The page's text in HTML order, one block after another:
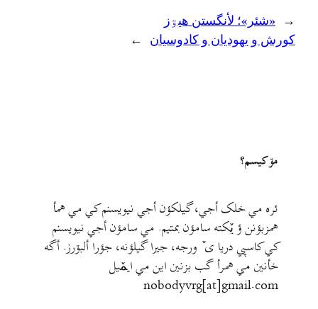
←
«شئر»؛ لأنگستن هيۊز
کورش و یهودیان و کادوسیان
→
مۊ کيسم؟
ئره مي خلک أجي، گيلکؤن أجي نيويسنم کي مي همأ
همزبؤنن ؤ يٚکته سامؤن بمتيم. مي سامؤن أجي نيويسنم
کي کاسپي دريا ی ٚ ورجه، جيرا گيلؤنه، جؤرا ألبۊرز. أگه
خأنين مي همرأ گب بزنين اين مي ايمٚیل‌ ‌
nobodyvrg[at]gmail.com